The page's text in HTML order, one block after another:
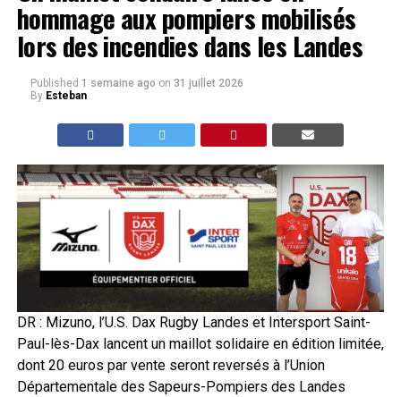
hommage aux pompiers mobilisés
lors des incendies dans les Landes
Published 1 semaine ago on 31 juillet 2026
By Esteban
DR : Mizuno, l’U.S. Dax Rugby Landes et Intersport Saint-
Paul-lès-Dax lancent un maillot solidaire en édition limitée,
dont 20 euros par vente seront reversés à l’Union
Départementale des Sapeurs-Pompiers des Landes